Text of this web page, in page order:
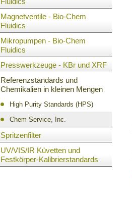
Magnetventile - Bio-Chem
Fluidics
Mikropumpen - Bio-Chem
Fluidics
Presswerkzeuge - KBr und XRF
Referenzstandards und
Chemikalien in kleinen Mengen
High Purity Standards (HPS)
Chem Service, Inc.
Spritzenfilter
UV/VIS/IR Küvetten und
Festkörper-Kalibrierstandards